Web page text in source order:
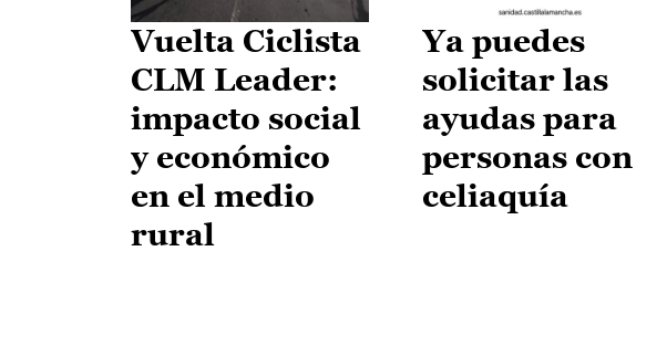
Vuelta Ciclista
CLM Leader:
impacto social
y económico
en el medio
rural
Ya puedes
solicitar las
ayudas para
personas con
celiaquía